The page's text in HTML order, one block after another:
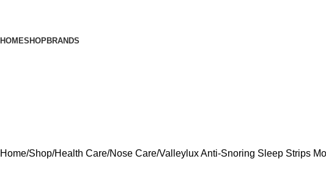
HOMESHOPBRANDS
Home Shop Health Care Nose Care Valleylux Anti-Snoring Sleep Strips